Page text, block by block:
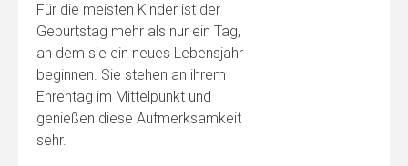
Für die meisten Kinder ist der
Geburtstag mehr als nur ein Tag,
an dem sie ein neues Lebensjahr
beginnen. Sie stehen an ihrem
Ehrentag im Mittelpunkt und
genießen diese Aufmerksamkeit
sehr.